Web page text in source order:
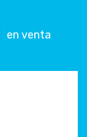
en venta